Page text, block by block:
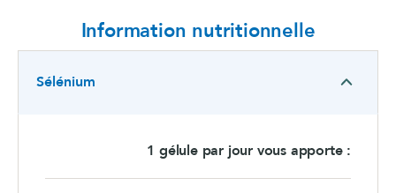
Information nutritionnelle
Sélénium
1 gélule par jour vous apporte :